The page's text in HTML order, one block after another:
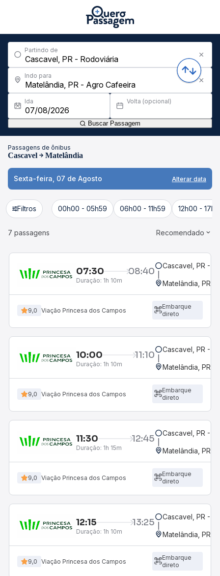
Partindo de
Indo para
Ida Volta (opcional)
Buscar Passagem
Passagens de ônibus
Cascavel Matelândia
Sexta-feira, 07 de Agosto Alterar data
Filtros 00h00 - 05h59 06h00 - 11h59 12h00 -
7 passagens Recomendado
07:30 08:40
Duração: 1h 10m
Cascavel, PR -
Matelândia, PR -
9,0 Viação Princesa dos Campos
Embarque
direto
10:00 11:10
Duração: 1h 10m
Cascavel, PR -
Matelândia, PR -
9,0 Viação Princesa dos Campos
Embarque
direto
11:30 12:45
Duração: 1h 15m
Cascavel, PR -
Matelândia, PR -
9,0 Viação Princesa dos Campos
Embarque
direto
12:15 13:25
Duração: 1h 10m
Cascavel, PR -
Matelândia, PR -
9,0 Viação Princesa dos Campos
Embarque
direto